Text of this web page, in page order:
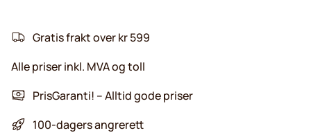
Gratis frakt over kr 599
Alle priser inkl. MVA og toll
PrisGaranti! – Alltid gode priser
100-dagers angrerett